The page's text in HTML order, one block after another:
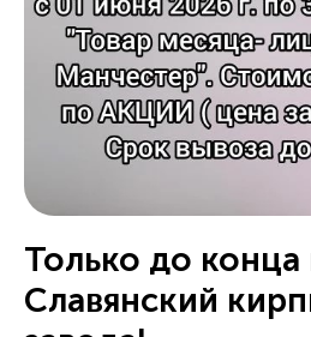
Только до
Славянский